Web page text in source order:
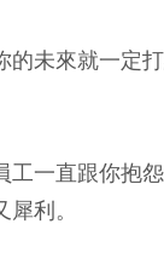
的未來就一定
工一直跟你抱
利。